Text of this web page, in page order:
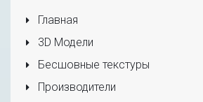
Главная
3D Модели
Бесшовные текстуры
Производители